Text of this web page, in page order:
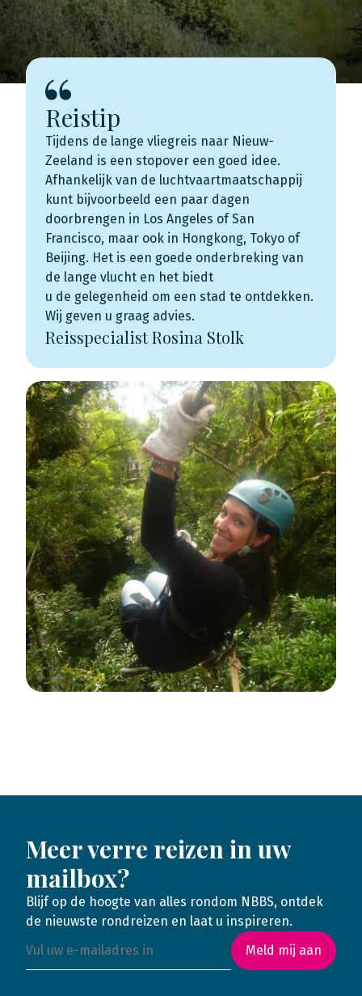
Reistip
Tijdens de lange vliegreis naar Nieuw-
Zeeland is een stopover een goed idee.
Afhankelijk van de luchtvaartmaatschappij
kunt bijvoorbeeld een paar dagen
doorbrengen in Los Angeles of San
Francisco, maar ook in Hongkong, Tokyo of
Beijing. Het is een goede onderbreking van
de lange vlucht en het biedt
u de gelegenheid om een stad te ontdekken.
Wij geven u graag advies.
Reisspecialist Rosina Stolk
Meer verre reizen in uw
mailbox?
Blijf op de hoogte van alles rondom NBBS, ontdek
de nieuwste rondreizen en laat u inspireren.
Meld mij aan